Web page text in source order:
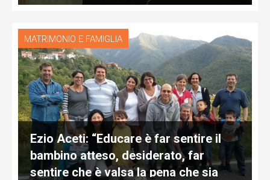
MATRIMONIO E FAMIGLIA
Ezio Aceti: “Educare è far sentire il
bambino atteso, desiderato, far
sentire che è valsa la pena che sia